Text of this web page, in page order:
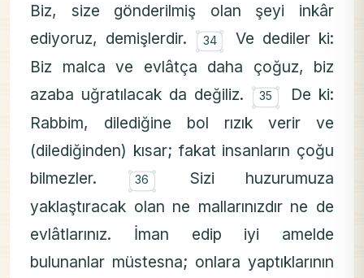
Biz, size gönderilmiş olan şeyi inkâr
ediyoruz, demişlerdir. ۝
34
Ve dediler ki:
Biz malca ve evlâtça daha çoğuz, biz
azaba uğratılacak da değiliz. ۝
35
De ki:
Rabbim, dilediğine bol rızık verir ve
(dilediğinden) kısar; fakat insanların çoğu
bilmezler. ۝
36
Sizi huzurumuza
yaklaştıracak olan ne mallarınızdır ne de
evlâtlarınız. İman edip iyi amelde
bulunanlar müstesna; onlara yaptıklarının